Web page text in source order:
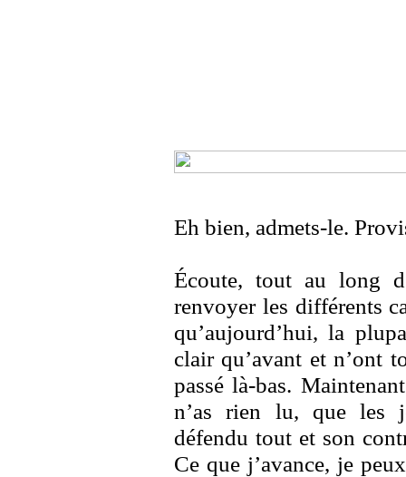
Eh bien, admets-le.
Écoute, tout au long
renvoyer les différents
qu’aujourd’hui, la
clair qu’avant et n’ont
passé là-bas.
n’as rien lu, que les
défendu tout et son
Ce que j’avance, je